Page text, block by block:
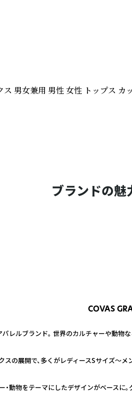
女兼用 男性 女性 トッ
ブランドの魅
COVAS
レルブランド。 世界のカルチャーや動物
展開で、多くがレディースSサイズ～メ
動物をテーマにしたデザインがベースに